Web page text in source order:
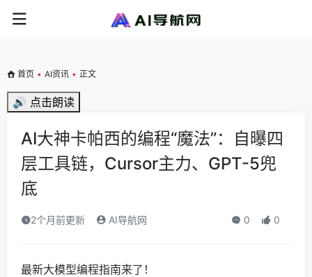
首页 • AI资讯 • 正文
🔊 点击朗读
AI大神卡帕西的编程“魔法”：自曝四
层工具链，Cursor主力、GPT-5兜
底
2个月前更新 AI导航网 0 0
最新大模型编程指南来了！